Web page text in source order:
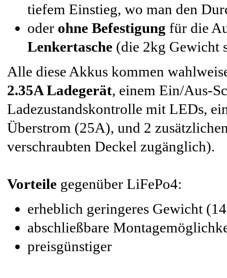
tiefem Einstieg, wo man den
oder ohne Befestigung für die
Lenkertasche (die 2kg Gewicht
Alle diese Akkus kommen
2.35A Ladegerät, einem Ein/Aus-
Ladezustandskontrolle mit LEDs,
Überstrom (25A), und 2
verschraubten Deckel zugänglich).
Vorteile gegenüber LiFePo4:
erheblich geringeres Gewicht
abschließbare
preisgünstiger